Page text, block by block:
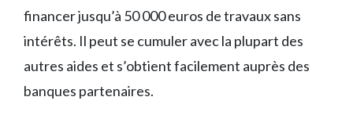
financer jusqu’à 50 000 euros de travaux sans
intérêts. Il peut se cumuler avec la plupart des
autres aides et s’obtient facilement auprès des
banques partenaires.